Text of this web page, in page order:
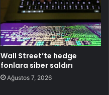
Wall Street’te hedge
fonlara siber saldırı
Ağustos 7, 2026